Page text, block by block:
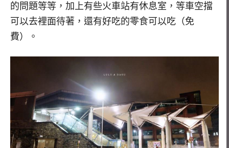
的問題等等，加上有些火車站有休息室，等車空擋
可以去裡面待著，還有好吃的零食可以吃（免
費）。